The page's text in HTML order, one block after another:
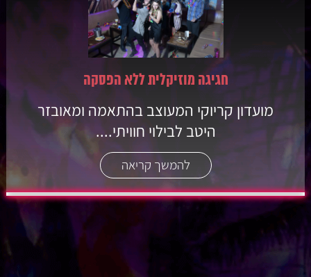
חגיגה מוזיקלית ללא הפסקה
מועדון קריוקי המעוצב בהתאמה ומאובזר
היטב לבילוי חוויתי....
להמשך קריאה